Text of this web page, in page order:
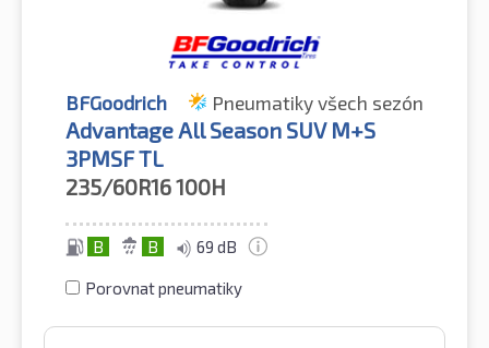
BFGoodrich Pneumatiky všech sezón
Advantage All Season SUV M+S
3PMSF TL
235/60R16100H
B B 69 dB
Porovnat pneumatiky